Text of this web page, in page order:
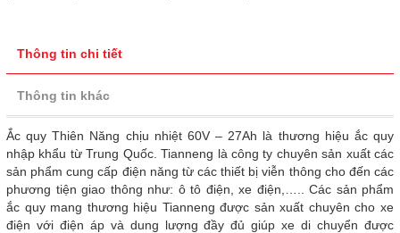
Thông tin chi tiết
Thông tin khác
Ắc quy Thiên Năng chịu nhiệt 60V – 27Ah là thương hiệu ắc quy
nhập khẩu từ Trung Quốc. Tianneng là công ty chuyên sản xuất các
sản phẩm cung cấp điện năng từ các thiết bị viễn thông cho đến các
phương tiện giao thông như: ô tô điện, xe điện,….. Các sản phẩm
ắc quy mang thương hiệu Tianneng được sản xuất chuyên cho xe
điện với điện áp và dung lượng đầy đủ giúp xe di chuyển được